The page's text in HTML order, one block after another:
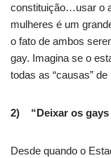
constituição…usar o
mulheres é um
o fato de ambos
gay. Imagina se o
todas as “causas”
2) “Deixar os gays
Desde quando o